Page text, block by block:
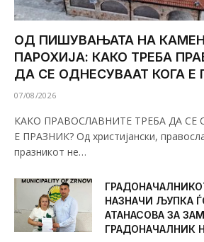
ОД ПИШУВАЊАТА НА
ПАРОХИЈА: КАКО ТРЕБА
ДА СЕ ОДНЕСУВААТ КОГА Е
07/08/2026
КАКО ПРАВОСЛАВНИТЕ ТРЕБА ДА СЕ
Е ПРАЗНИК? Од христијански,
празникот не…
НАЗНАЧИ ЉУПКА
АТАНАСОВА ЗА
ГРАДОНАЧАЛНИК